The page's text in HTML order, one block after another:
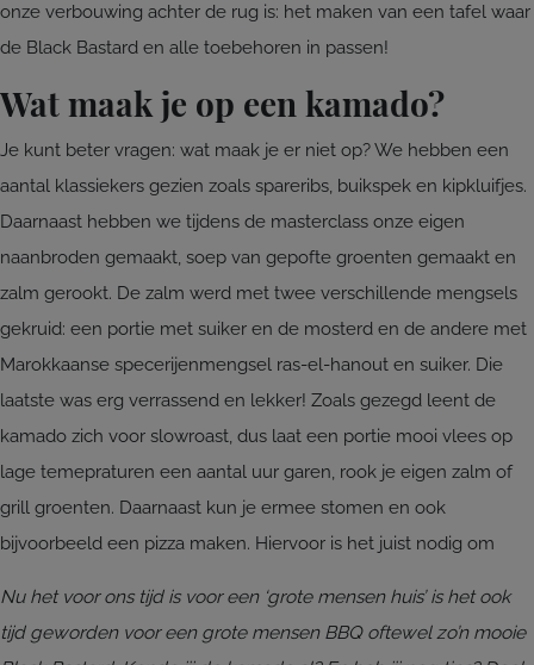
onze verbouwing achter de rug is: het maken van een tafel waar
de Black Bastard en alle toebehoren in passen!
Wat maak je op een kamado?
Je kunt beter vragen: wat maak je er niet op? We hebben een
aantal klassiekers gezien zoals spareribs, buikspek en kipkluifjes.
Daarnaast hebben we tijdens de masterclass onze eigen
naanbroden gemaakt, soep van gepofte groenten gemaakt en
zalm gerookt. De zalm werd met twee verschillende mengsels
gekruid: een portie met suiker en de mosterd en de andere met
Marokkaanse specerijenmengsel ras-el-hanout en suiker. Die
laatste was erg verrassend en lekker! Zoals gezegd leent de
kamado zich voor slowroast, dus laat een portie mooi vlees op
lage temepraturen een aantal uur garen, rook je eigen zalm of
grill groenten. Daarnaast kun je ermee stomen en ook
bijvoorbeeld een pizza maken. Hiervoor is het juist nodig om
Nu het voor ons tijd is voor een ‘grote mensen huis’ is het ook
tijd geworden voor een grote mensen BBQ oftewel zo’n mooie